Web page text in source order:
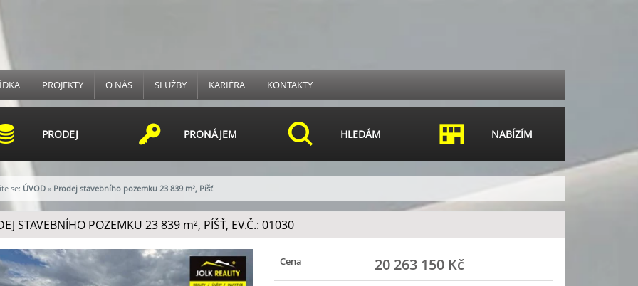
PROJEKTY O NÁS SLUŽBY KARIÉRA KONTAKTY
PRODEJ PRONÁJEM HLEDÁM NABÍZÍM
se: ÚVOD » Prodej stavebního pozemku 23 839 m², Píšť
STAVEBNÍHO POZEMKU 23 839 m², PÍŠŤ, EV.Č.: 01030
Cena 20 263 150 Kč